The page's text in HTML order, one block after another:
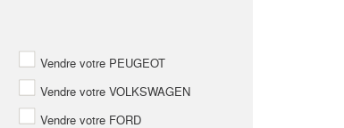
Vendre votre PEUGEOT
Vendre votre VOLKSWAGEN
Vendre votre FORD